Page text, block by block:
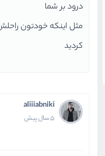
درود بر شما
مثل اینکه خودتون
کردید
aliiiabniki
5 سال پیش